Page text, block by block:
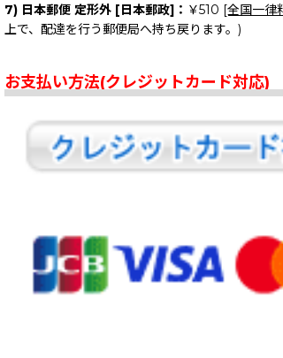
7) 日本郵便 定形外 [日本郵政]： ￥510 [全国一律
上で、配達を行う郵便局へ持ち戻ります。)
お支払い方法(クレジットカード対応)